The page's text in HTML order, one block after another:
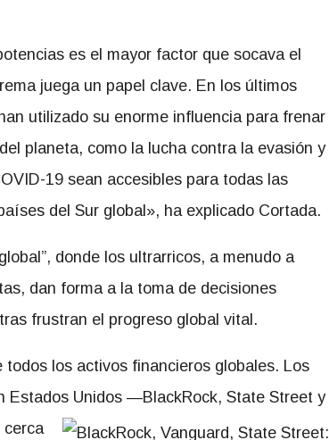
es el mayor factor que socava el
juega un papel clave. En los últimos
utilizado su enorme influencia para frenar
planeta, como la lucha contra la evasión y
19 sean accesibles para todas las
del Sur global», ha explicado Cortada.
donde los ultrarricos, a menudo a
dan forma a la toma de decisiones
frustran el progreso global vital.
los activos financieros globales. Los
Estados Unidos —BlackRock, State Street y
cerca